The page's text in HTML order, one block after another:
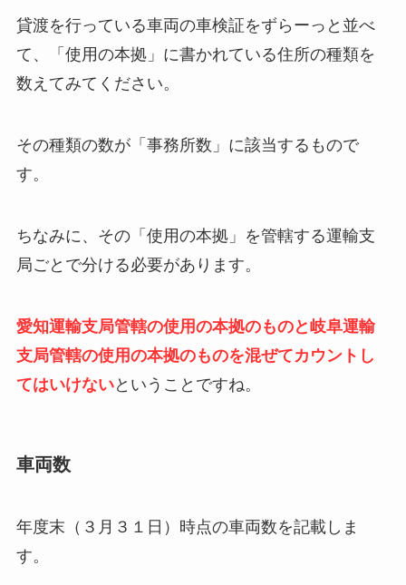
貸渡を行っている車両の車検証をずらーっと並べ
て、「使用の本拠」に書かれている住所の種類を
数えてみてください。
その種類の数が「事務所数」に該当するもので
す。
ちなみに、その「使用の本拠」を管轄する運輸支
局ごとで分ける必要があります。
愛知運輸支局管轄の使用の本拠のものと岐阜運輸
支局管轄の使用の本拠のものを混ぜてカウントし
てはいけないということですね。
車両数
年度末（３月３１日）時点の車両数を記載しま
す。